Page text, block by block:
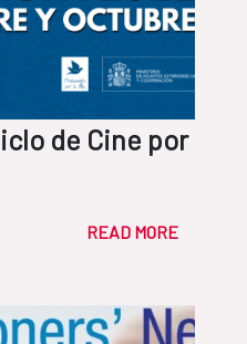
de Cine por
READ MORE